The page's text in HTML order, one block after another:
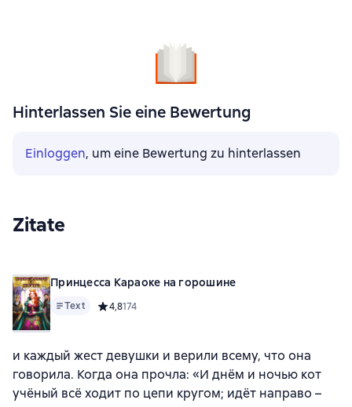
Hinterlassen Sie eine Bewertung
Einloggen, um eine Bewertung zu hinterlassen
Zitate
Принцесса Караоке на горошине
Text Средний рейтинг 4,8 на основе 174 оценок
4,8174
и каждый жест девушки и верили всему, что она
говорила. Когда она прочла: «И днём и ночью кот
учёный всё ходит по цепи кругом; идёт направо –